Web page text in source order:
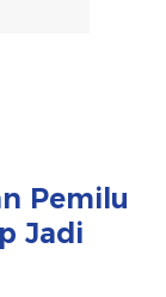
Pemilu
Jadi